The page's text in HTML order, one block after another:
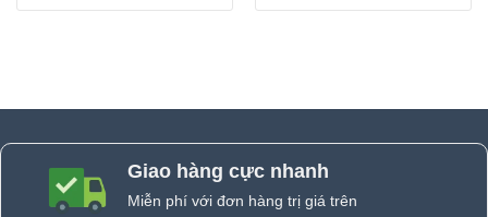
Giao hàng cực nhanh
Miễn phí với đơn hàng trị giá trên